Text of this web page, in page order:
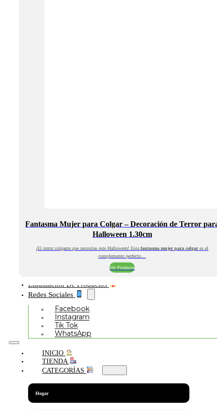
Fantasma Mujer para Colgar – Decoración de Terror
Halloween 1.30cm
¡El terror colgante que necesitas este Halloween! Estafantasma mujer para colgares el
complemento perfecto…
Ver Producto
Liquidación De Productos
Redes Sociales
Facebook
Instagram
Tik Tok
WhatsApp
INICIO
TIENDA
CATEGORÍAS
Hogar